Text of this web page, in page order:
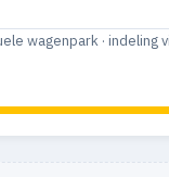
wagenpark · indeling